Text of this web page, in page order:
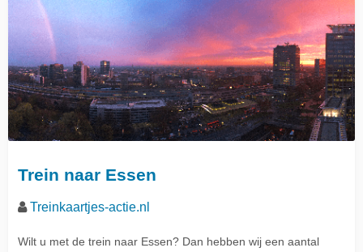
Trein naar Essen
Treinkaartjes-actie.nl
Wilt u met de trein naar Essen? Dan hebben wij een aantal